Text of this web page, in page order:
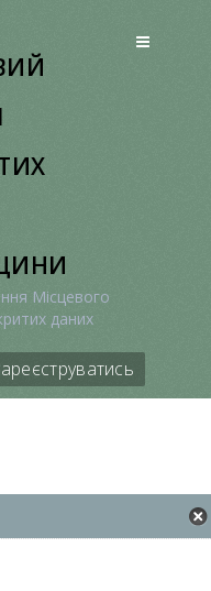
Місцевого
даних